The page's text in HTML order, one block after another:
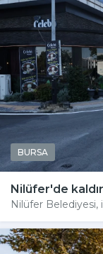
BURSA
Nilüfer'de
Nilüfer Belediyesi,